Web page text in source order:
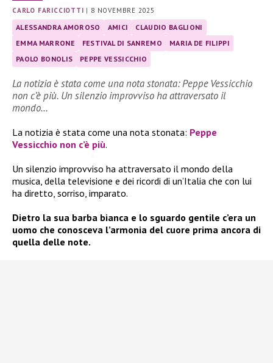
CARLO FARICCIOTTI | 8 NOVEMBRE 2025
ALESSANDRA AMOROSO AMICI
CLAUDIO BAGLIONI
EMMA MARRONE
FESTIVAL DI SANREMO
MARIA DE FILIPPI
PAOLO BONOLIS
PEPPE VESSICCHIO
La notizia è stata come una nota stonata: Peppe Vessicchio
non c’è più. Un silenzio improvviso ha attraversato il
mondo…
La notizia è stata come una nota stonata: Peppe
Vessicchio non c’è più.
Un silenzio improvviso ha attraversato il mondo della
musica, della televisione e dei ricordi di un’Italia che con lui
ha diretto, sorriso, imparato.
Dietro la sua barba bianca e lo sguardo gentile c’era un
uomo che conosceva l’armonia del cuore prima ancora di
quella delle note.